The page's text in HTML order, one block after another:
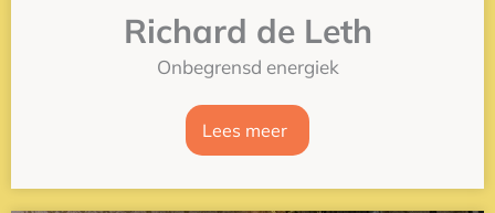
Richard de Leth
Onbegrensd energiek
Lees meer